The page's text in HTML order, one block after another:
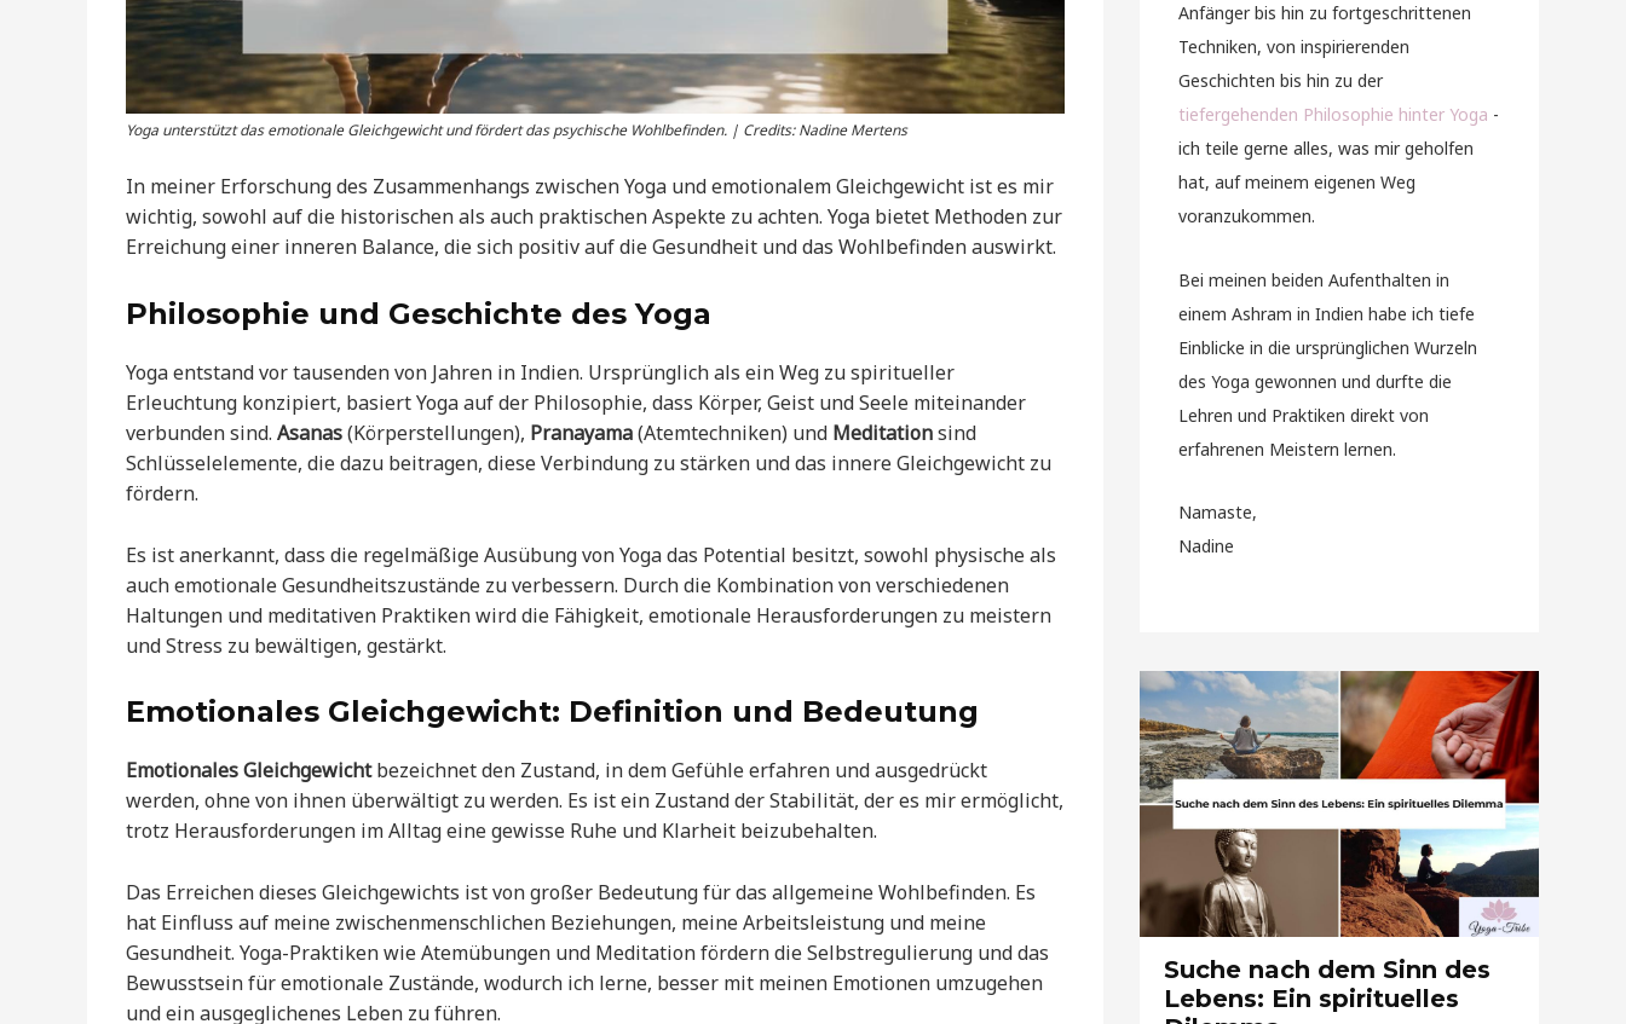
Yoga unterstützt das emotionale Gleichgewicht und fördert das psychische Wohlbefinden. | Credits: Nadine Mertens
In meiner Erforschung des Zusammenhangs zwischen Yoga und emotionalem Gleichgewicht ist es mir
wichtig, sowohl auf die historischen als auch praktischen Aspekte zu achten. Yoga bietet Methoden zur
Erreichung einer inneren Balance, die sich positiv auf die Gesundheit und das Wohlbefinden auswirkt.
Philosophie und Geschichte des Yoga
Yoga entstand vor tausenden von Jahren in Indien. Ursprünglich als ein Weg zu spiritueller
Erleuchtung konzipiert, basiert Yoga auf der Philosophie, dass Körper, Geist und Seele miteinander
verbunden sind. Asanas(Körperstellungen), Pranayama(Atemtechniken) und Meditationsind
Schlüsselelemente, die dazu beitragen, diese Verbindung zu stärken und das innere Gleichgewicht zu
fördern.
Es ist anerkannt, dass die regelmäßige Ausübung von Yoga das Potential besitzt, sowohl physische als
auch emotionale Gesundheitszustände zu verbessern. Durch die Kombination von verschiedenen
Haltungen und meditativen Praktiken wird die Fähigkeit, emotionale Herausforderungen zu meistern
und Stress zu bewältigen, gestärkt.
Emotionales Gleichgewicht: Definition und Bedeutung
Emotionales Gleichgewichtbezeichnet den Zustand, in dem Gefühle erfahren und ausgedrückt
werden, ohne von ihnen überwältigt zu werden. Es ist ein Zustand der Stabilität, der es mir ermöglicht,
trotz Herausforderungen im Alltag eine gewisse Ruhe und Klarheit beizubehalten.
Das Erreichen dieses Gleichgewichts ist von großer Bedeutung für das allgemeine Wohlbefinden. Es
hat Einfluss auf meine zwischenmenschlichen Beziehungen, meine Arbeitsleistung und meine
Gesundheit. Yoga-Praktiken wie Atemübungen und Meditation fördern die Selbstregulierung und das
Bewusstsein für emotionale Zustände, wodurch ich lerne, besser mit meinen Emotionen umzugehen
und ein ausgeglichenes Leben zu führen.
Anfänger bis hin zu fortgeschrittenen
Techniken, von inspirierenden
Geschichten bis hin zu der
tiefergehenden Philosophie hinter Yoga -
ich teile gerne alles, was mir geholfen
hat, auf meinem eigenen Weg
voranzukommen.
Bei meinen beiden Aufenthalten in
einem Ashram in Indien habe ich tiefe
Einblicke in die ursprünglichen Wurzeln
des Yoga gewonnen und durfte die
Lehren und Praktiken direkt von
erfahrenen Meistern lernen.
Namaste,
Nadine
Suche nach dem Sinn des
Lebens: Ein spirituelles